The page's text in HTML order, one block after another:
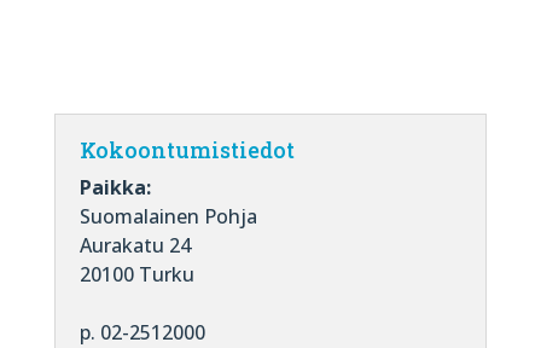
Kokoontumistiedot
Paikka:
Suomalainen Pohja
Aurakatu 24
20100 Turku
p. 02-2512000